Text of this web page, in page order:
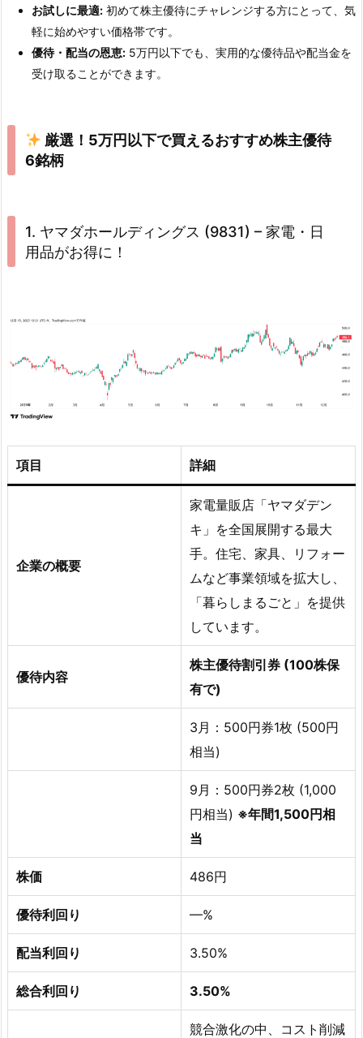
お試しに最適: 初めて株主優待にチャレンジする方にとって、気
軽に始めやすい価格帯です。
優待・配当の恩恵: 5万円以下でも、実用的な優待品や配当金を
受け取ることができます。
厳選！5万円以下で買えるおすすめ株主優待
6銘柄
1. ヤマダホールディングス (9831) – 家電・日
用品がお得に！
項目 詳細
企業の概要
家電量販店「ヤマダデン
キ」を全国展開する最大
手。住宅、家具、リフォー
ムなど事業領域を拡大し、
「暮らしまるごと」を提供
しています。
優待内容
株主優待割引券 (100株保
有で)
3月：500円券1枚 (500円
相当)
9月：500円券2枚 (1,000
円相当) ※年間1,500円相
当
株価 486円
優待利回り —%
配当利回り 3.50%
総合利回り 3.50%
競合激化の中、コスト削減